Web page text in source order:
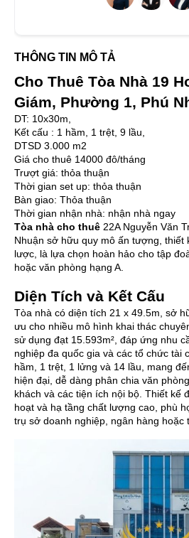
THÔNG TIN MÔ TẢ
Cho Thuê Tòa Nhà 19
Giám, Phường 1, Phú
DT: 10x30m,
Kết cấu : 1 hầm, 1 trệt, 9 lầu,
DTSD 3.000 m2
Giá cho thuê 14000 đô/tháng
Trượt giá: thỏa thuận
Thời gian set up: thỏa thuận
Bàn giao: Thỏa thuận
Thời gian nhận nhà: nhận nhà ngay
Tòa nhà cho thuê 22A Nguyễn Văn
Nhuận sở hữu quy mô ấn tượng, thiết
lược, là lựa chọn hoàn hảo cho tập
hoặc văn phòng hạng A.
Diện Tích và Kết Cấu
Tòa nhà có diện tích 21 x 49.5m, sở
ưu cho nhiều mô hình khai thác
sử dụng đạt 15.593m², đáp ứng nhu
nghiệp đa quốc gia và các tổ chức tài
hầm, 1 trệt, 1 lửng và 14 lầu, mang
hiện đại, dễ dàng phân chia văn
khách và các tiện ích nội bộ. Thiết kế
hoạt và hạ tầng chất lượng cao, phù
trụ sở doanh nghiệp, ngân hàng hoặc